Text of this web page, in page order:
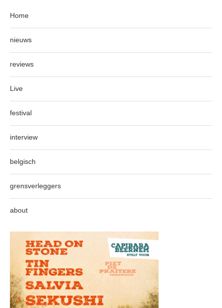
Home
nieuws
reviews
Live
festival
interview
belgisch
grensverleggers
about